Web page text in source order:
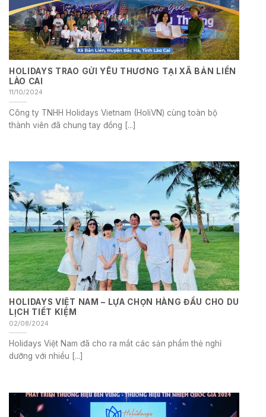
HOLIDAYS TRAO GỬI YÊU THƯƠNG TẠI XÃ BẢN LIỀN
LÀO CAI
11/10/2024
Công ty TNHH Holidays Vietnam (HoliVN) cùng toàn bộ
thành viên đã chung tay đồng [...]
HOLIDAYS VIỆT NAM – LỰA CHỌN HÀNG ĐẦU CHO DU
LỊCH TIẾT KIỆM
02/08/2024
Holidays Việt Nam đã cho ra mắt các sản phẩm thẻ nghỉ
dưỡng với nhiều [...]